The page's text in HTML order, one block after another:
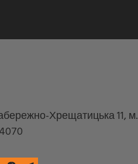
Хрещатицька 11, м.